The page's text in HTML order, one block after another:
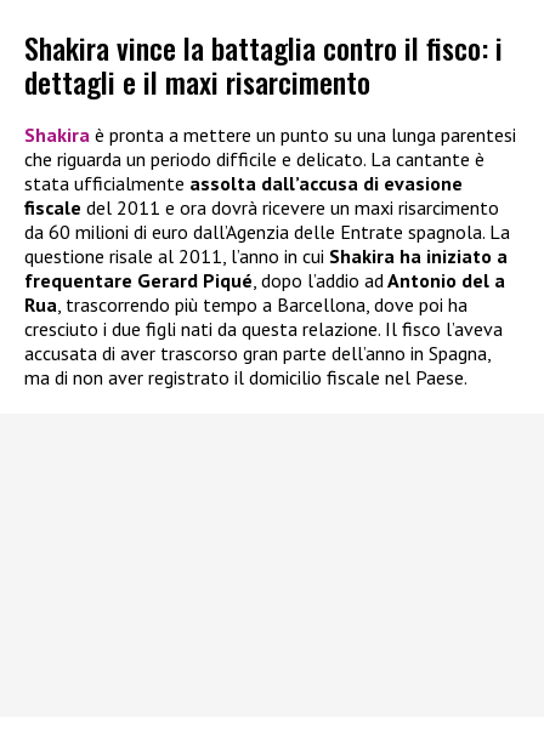
Shakira vince la battaglia contro il fisco: i
dettagli e il maxi risarcimento
Shakira è pronta a mettere un punto su una lunga parentesi
che riguarda un periodo difficile e delicato. La cantante è
stata ufficialmente assolta dall’accusa di evasione
fiscale del 2011 e ora dovrà ricevere un maxi risarcimento
da 60 milioni di euro dall’Agenzia delle Entrate spagnola. La
questione risale al 2011, l’anno in cui Shakira ha iniziato a
frequentare Gerard Piqué, dopo l’addio adAntonio del a
Rua, trascorrendo più tempo a Barcellona, dove poi ha
cresciuto i due figli nati da questa relazione. Il fisco l’aveva
accusata di aver trascorso gran parte dell’anno in Spagna,
ma di non aver registrato il domicilio fiscale nel Paese.